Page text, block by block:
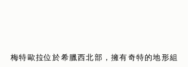
梅特歐拉位於希臘西北部，擁有奇特的地形組